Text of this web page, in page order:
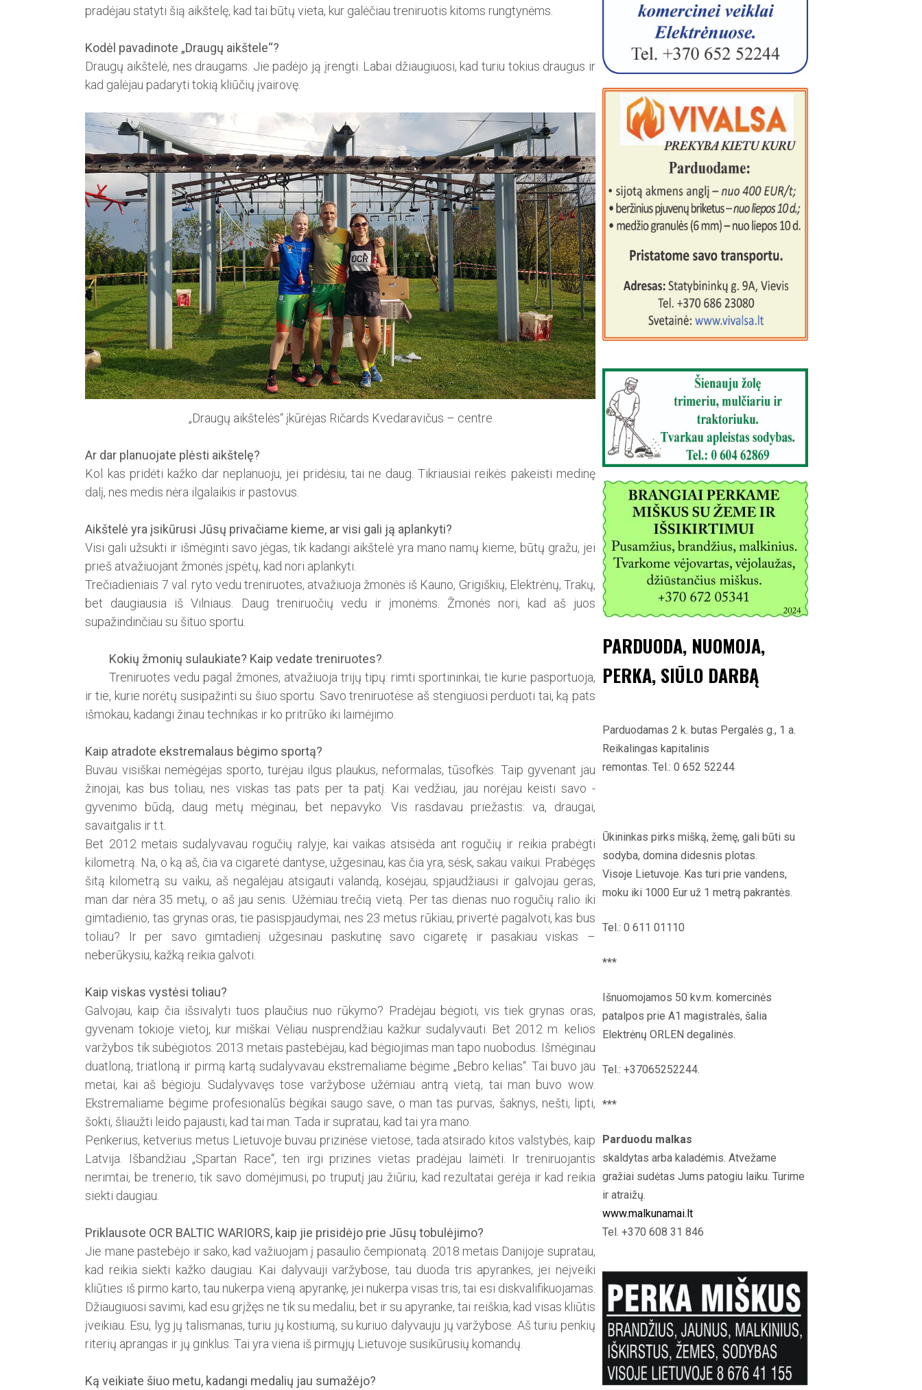
pradėjau statyti šią aikštelę, kad tai būtų vieta, kur galėčiau treniruotis kitoms rungtynėms.
Kodėl pavadinote „Draugų aikštele“?
Draugų aikštelė, nes draugams. Jie padėjo ją įrengti. Labai džiaugiuosi, kad turiu tokius draugus ir
kad galėjau padaryti tokią kliūčių įvairovę.
„Draugų aikštelės“ įkūrėjas Ričards Kvedaravičus – centre
Ar dar planuojate plėsti aikštelę?
Kol kas pridėti kažko dar nepla­nuoju, jei pridėsiu, tai ne daug. Tik­riausiai reikės pakeisti medinę
dalį, nes medis nėra ilgalaikis ir pastovus.
Aikštelė yra įsikūrusi Jūsų privačiame kieme, ar visi gali ją aplankyti?
Visi gali užsukti ir išmėginti savo jėgas, tik kadangi aikštelė yra mano namų kieme, būtų gražu, jei
prieš atvažiuojant žmonės įspėtų, kad nori aplankyti.
Trečiadieniais 7 val. ryto vedu treniruotes, atvažiuoja žmonės iš Kauno, Grigiškių, Elektrėnų, Trakų,
bet daugiausia iš Vilniaus. Daug treniruočių vedu ir įmonėms. Žmonės nori, kad aš juos
supažindinčiau su šituo sportu.
Kokių žmonių sulaukiate? Kaip vedate treniruotes?
Treniruotes vedu pagal žmones, atvažiuoja trijų tipų: rimti sportininkai, tie kurie pasportuoja,
ir tie, kurie norėtų susipažinti su šiuo sportu. Savo treniruotėse aš stengiuosi perduoti tai, ką pats
išmokau, kadangi žinau technikas ir ko pritrūko iki laimėjimo.
Kaip atradote ekstremalaus bėgimo sportą?
Buvau visiškai nemėgėjas sporto, turėjau ilgus plaukus, neformalas, tūsofkės. Taip gyvenant jau
žinojai, kas bus toliau, nes viskas tas pats per ta patį. Kai vedžiau, jau norėjau keisti savo ­
gyvenimo būdą, daug metų mėginau, bet nepavyko. Vis rasdavau priežastis: va, draugai,
savaitgalis ir t.t.
Bet 2012 metais sudalyvavau rogučių ralyje, kai vaikas atsisėda ant rogučių ir reikia prabėgti
kilometrą. Na, o ką aš, čia va cigaretė dantyse, užgesinau, kas čia yra, sėsk, ­sakau vaikui. Prabėgęs
šitą kilometrą su vaiku, aš negalėjau atsigauti valandą, kosėjau, spjaudžiausi ir galvojau geras,
man dar nėra 35 metų, o aš jau senis. Užėmiau trečią vietą. Per tas dienas nuo rogučių ralio iki
gimtadienio, tas grynas oras, tie pasispjaudymai, nes 23 metus rūkiau, privertė pagalvoti, kas bus
toliau? Ir per savo gimtadienį užgesinau paskutinę savo cigaretę ir pasakiau viskas –
neberūkysiu, kažką reikia galvoti.
Kaip viskas vystėsi toliau?
Galvojau, kaip čia išsivalyti tuos plaučius nuo rūkymo? Pradėjau bėgioti, vis tiek grynas oras,
gyvenam tokioje vietoj, kur miškai. Vėliau nusprendžiau kažkur sudalyvauti. Bet 2012 m. ke­lios
varžybos tik subėgiotos. 2013 metais pastebėjau, kad bėgiojimas man tapo nuobodus. Išmėginau
duatloną, triatloną ir pirmą kartą sudalyvavau ekstremaliame bėgime „Bebro kelias‘‘. Tai buvo jau
metai, kai aš bėgioju. Sudalyvavęs tose varžybose užėmiau ­antrą vietą, tai man buvo wow.
Ekstremaliame bėgime profesionalūs bėgikai saugo save, o man tas purvas, šaknys, nešti, lipti,
šokti, šliaužti leido pajausti, kad tai man. Tada ir supratau, kad tai yra mano.
Penkerius, ketverius metus Lietuvoje buvau prizinėse vietose, tada atsirado kitos valstybės, kaip
Latvija. Išbandžiau „Spartan Race‘‘, ten irgi prizines vietas pradėjau laimėti. Ir treniruojantis
nerimtai, be trenerio, tik savo domėjimusi, po truputį jau žiūriu, kad rezultatai gerėja ir kad reikia
siekti daugiau.
Priklausote OCR BALTIC WARIORS, kaip jie prisidėjo prie Jūsų tobulėjimo?
Jie mane pastebėjo ir sako, kad važiuojam į pasaulio čempionatą. 2018 metais Danijoje supratau,
kad reikia siekti kažko daugiau. Kai dalyvauji varžybose, tau duoda tris ­apyrankes, jei neįveiki
kliūties iš pirmo karto, tau nukerpa vieną apyrankę, jei nukerpa visas tris, tai esi diskvalifikuojamas.
Džiaugiuosi savimi, kad esu grįžęs ne tik su medaliu, bet ir su apyranke, tai reiškia, kad visas kliūtis
įveikiau. Esu, lyg jų talismanas, turiu jų kostiumą, su kuriuo dalyvauju jų varžybose. Aš turiu penkių
riterių aprangas ir jų ginklus. Tai yra viena iš pirmųjų Lietuvoje susikūrusių komandų.
Ką veikiate šiuo metu, kadangi medalių jau sumažėjo?
PARDUODA, NUOMOJA,
PERKA, SIŪLO DARBĄ
Parduodamas 2 k. butas Pergalės g., 1 a.
Reikalingas kapitalinis
remontas. Tel.: 0 652 52244
Ūkininkas pirks mišką, žemę, gali būti su
sodyba, domina didesnis plotas.
Visoje Lietuvoje. Kas turi prie vandens,
moku iki 1000 Eur už 1 metrą pakrantės.
Tel.: 0 611 01110
***
Išnuomojamos 50 kv.m. komercinės
patalpos prie A1 magistralės, šalia
Elektrėnų ORLEN degalinės.
Tel.: +37065252244.
***
Parduodu malkas
skaldytas arba kaladėmis. Atvežame
gražiai sudėtas Jums patogiu laiku. Turime
ir atraižų.
www.malkunamai.lt
Tel. +370 608 31 846